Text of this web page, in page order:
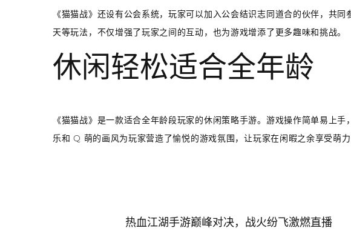
《猫猫战》还设有公会系统，玩家可以加入公会结识志同道合的伙伴，共
天等玩法，不仅增强了玩家之间的互动，也为游戏增添了更多趣味和挑战。
休闲轻松适合全年龄
《猫猫战》是一款适合全年龄段玩家的休闲策略手游。游戏操作简单易上
乐和 Q 萌的画风为玩家营造了愉悦的游戏氛围，让玩家在闲暇之余享受萌力
热血江湖手游巅峰对决，战火纷飞激燃直播